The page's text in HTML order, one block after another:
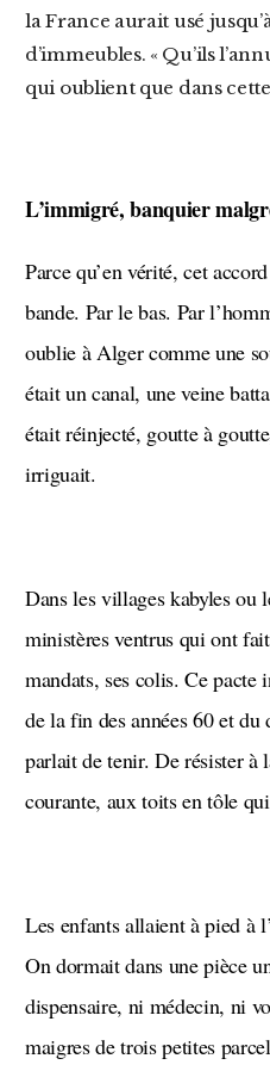
la France aurait usé
d’immeubles. « Qu’ils
qui oublient que dans cette
L’immigré, banquier
Parce qu’en vérité, cet accord n’a pas seulement bâti la France. Il a aussi reconstruit l’Algérie. Par la
bande. Par le bas. Par
oublie à Alger comme une
était un canal, une veine
était réinjecté, goutte à
irriguait.
Dans les villages kabyles ou les hameaux du sud, ce ne sont pas les plans quinquennaux ni les
ministères ventrus qui ont
mandats, ses colis. Ce pacte
de la fin des années 60 et du
parlait de tenir. De résister à
courante, aux toits en tôle
Les enfants allaient à pied à l’école, parfois plusieurs kilomètres, sans manteaux, parfois sans cahiers.
On dormait dans une pièce
dispensaire, ni médecin, ni
maigres de trois petites